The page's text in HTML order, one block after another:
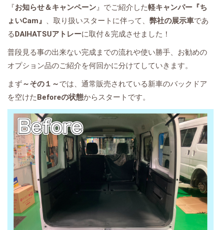
『お知らせ＆キャンペーン』でご紹介した軽キャンパー『ち
ょいCam』 、取り扱いスタートに伴って、 弊社の展示車であ
る DAIHATSUアトレーに取付＆完成させました！
普段見る事の出来ない完成までの流れや使い勝手、お勧めの
オプション品のご紹介を何回かに分けてしていきます。
まず～その１～では、通常販売されている新車のバックドア
を空けた Beforeの状態からスタートです。